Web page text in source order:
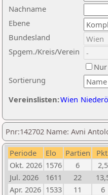
Nachname
Ebene
Sortierung
Bundesland
Spgem./Kreis/Verein
Vereinslisten:Wien
Pnr:142702 Name: Avni
Periode Elo Partien
Okt. 2026 1576 6
2,5
Jul. 2026
1611 22
Apr. 2026 1533 11
6